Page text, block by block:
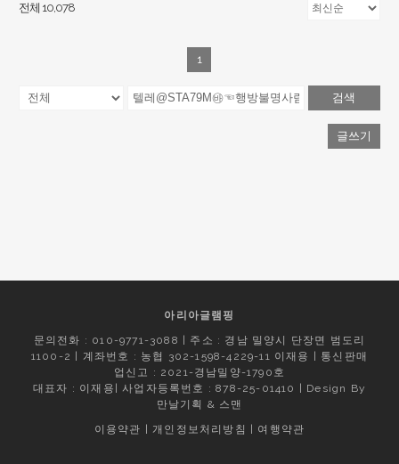
전체 10,078
1
검색
글쓰기
아리아글램핑
문의전화 : 010-9771-3088 | 주소 : 경남 밀양시 단장면 범도리
1100-2 | 계좌번호 : 농협 302-1598-4229-11 이재용 | 통신판매
업신고 : 2021-경남밀양-1790호
대표자 : 이재용| 사업자등록번호 : 878-25-01410 | Design By
만날기획
& 스맨
이용약관
|개인정보처리방침 여행약관